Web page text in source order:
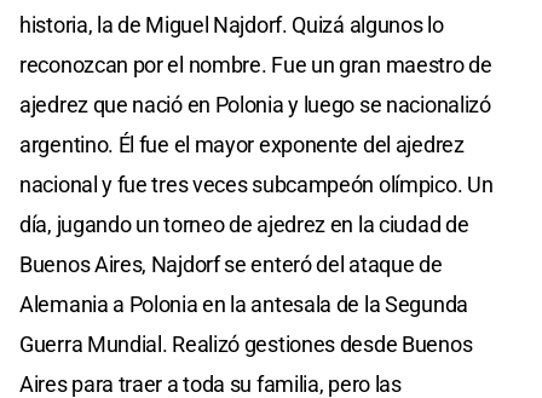
historia, la de Miguel Najdorf. Quizá algunos lo
reconozcan por el nombre. Fue un gran maestro de
ajedrez que nació en Polonia y luego se nacionalizó
argentino. Él fue el mayor exponente del ajedrez
nacional y fue tres veces subcampeón olímpico. Un
día, jugando un torneo de ajedrez en la ciudad de
Buenos Aires, Najdorf se enteró del ataque de
Alemania a Polonia en la antesala de la Segunda
Guerra Mundial. Realizó gestiones desde Buenos
Aires para traer a toda su familia, pero las